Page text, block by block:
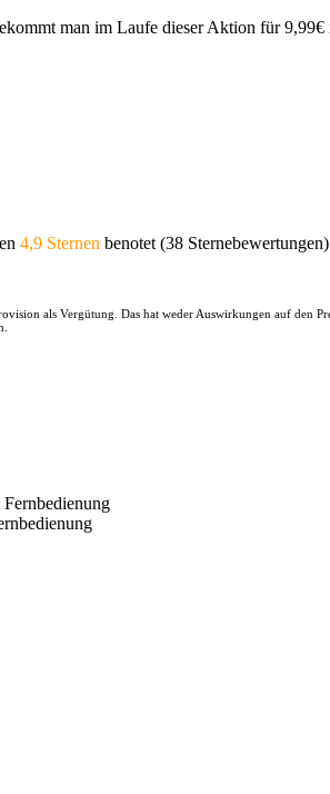
man im Laufe dieser Aktion für 9,99€
4,9 Sternen benotet (38
als Vergütung. Das hat weder Auswirkungen auf den